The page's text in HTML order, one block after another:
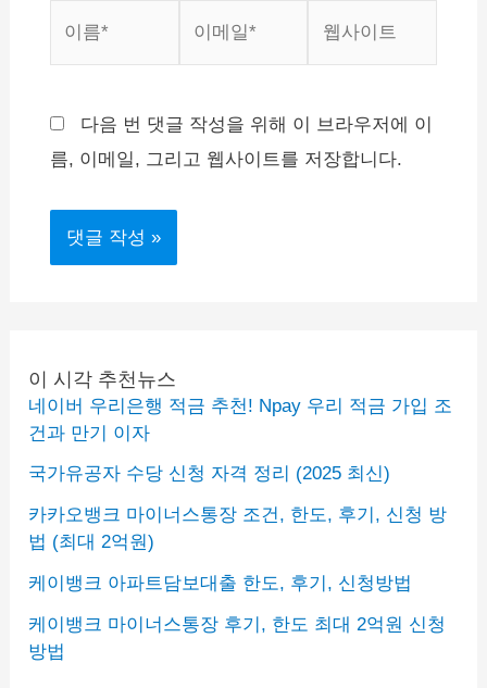
*
트
다음 번 댓글 작성을 위해 이 브라우저에 이
름, 이메일, 그리고 웹사이트를 저장합니다.
이 시각 추천뉴스
네이버 우리은행 적금 추천! Npay 우리 적금 가입 조
건과 만기 이자
국가유공자 수당 신청 자격 정리 (2025 최신)
카카오뱅크 마이너스통장 조건, 한도, 후기, 신청 방
법 (최대 2억원)
케이뱅크 아파트담보대출 한도, 후기, 신청방법
케이뱅크 마이너스통장 후기, 한도 최대 2억원 신청
방법